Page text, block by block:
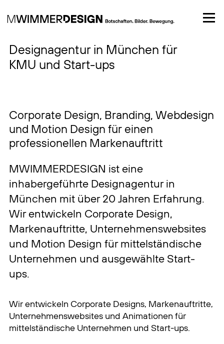
Startseite
Designagentur in München für
KMU und Start-ups
Corporate Design, Branding, Webdesign
und Motion Design für einen
professionellen Markenauftritt
MWIMMERDESIGN ist eine
inhabergeführte Designagentur in
München mit über 20 Jahren Erfahrung.
Wir entwickeln Corporate Design,
Markenauftritte, Unternehmenswebsites
und Motion Design für mittelständische
Unternehmen und ausgewählte Start-
ups.
Wir entwickeln Corporate Designs, Markenauftritte,
Unternehmenswebsites und Animationen für
mittelständische Unternehmen und Start-ups.